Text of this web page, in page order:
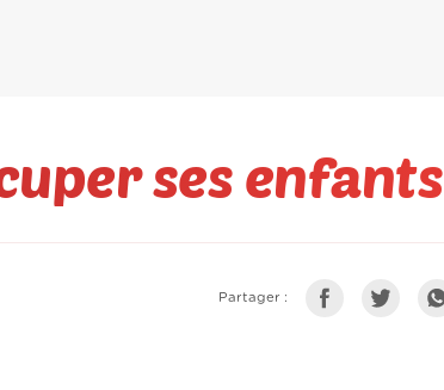
ses enfants
Partager :